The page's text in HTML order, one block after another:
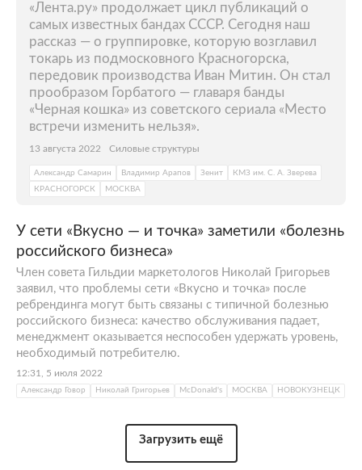
«Лента.ру» продолжает цикл публикаций о
самых известных бандах СССР. Сегодня наш
рассказ — о группировке, которую возглавил
токарь из подмосковного Красногорска,
передовик производства Иван Митин. Он стал
прообразом Горбатого — главаря банды
«Черная кошка» из советского сериала «Место
встречи изменить нельзя».
13 августа 2022 Силовые структуры
Александр Самарин Владимир Арапов Зенит
КМЗ им. С. А. Зверева
КРАСНОГОРСК
МОСКВА
У сети «Вкусно — и точка» заметили «болезнь
российского бизнеса»
Член совета Гильдии маркетологов Николай Григорьев
заявил, что проблемы сети «Вкусно и точка» после
ребрендинга могут быть связаны с типичной болезнью
российского бизнеса: качество обслуживания падает,
менеджмент оказывается неспособен удержать уровень,
необходимый потребителю.
12:31, 5 июля 2022
Александр Говор Николай Григорьев McDonald's МОСКВА НОВОКУЗНЕЦК
Загрузить ещё